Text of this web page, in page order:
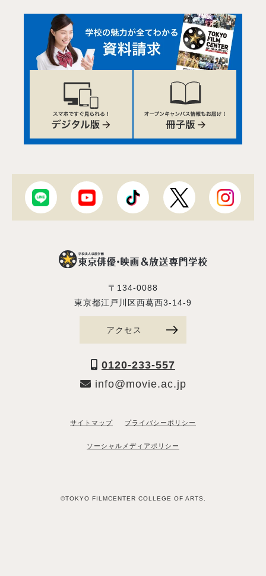
〒134-0088
東京都江戸川区西葛西3-14-9
アクセス
0120-233-557
info@movie.ac.jp
サイトマップ プライバシーポリシー
ソーシャルメディアポリシー
©TOKYO FILMCENTER COLLEGE OF ARTS.